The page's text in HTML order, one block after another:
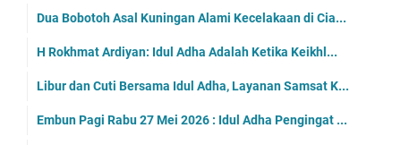
Dua Bobotoh Asal Kuningan Alami Kecelakaan di Cia...
H Rokhmat Ardiyan: Idul Adha Adalah Ketika Keikhl...
Libur dan Cuti Bersama Idul Adha, Layanan Samsat K...
Embun Pagi Rabu 27 Mei 2026 : Idul Adha Pengingat ...